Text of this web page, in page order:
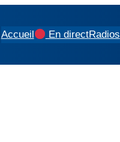
Accueil En directRadios